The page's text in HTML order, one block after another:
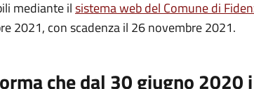
mediante ilsistema web del Comune di
2021, con scadenza il 26 novembre 2021.
che dal 30 giugno